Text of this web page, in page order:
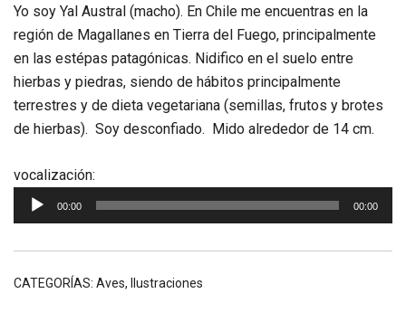
Yo soy Yal Austral (macho). En Chile me encuentras en la
región de Magallanes en Tierra del Fuego, principalmente
en las estépas patagónicas. Nidifico en el suelo entre
hierbas y piedras, siendo de hábitos principalmente
terrestres y de dieta vegetariana (semillas, frutos y brotes
de hierbas). Soy desconfiado. Mido alrededor de 14 cm.
vocalización:
de
audio
00:00 00:00
CATEGORÍAS: Aves, Ilustraciones